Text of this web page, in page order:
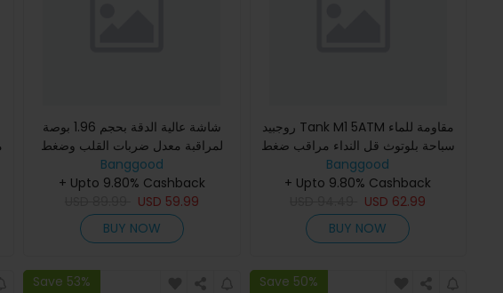
شاشة عالية الدقة بحجم 1.96 بوصة
لمراقبة معدل ضربات القلب وضغط
ذكية بسعة 600 مللي أمبير
Banggood
+ Upto 9.80% Cashback
USD 59.99
BUY NOW
روجبيد Tank M1 5ATM مقاومة للماء
سباحة بلوتوث قل النداء مراقب ضغط
الدم معدل ضربات القلب SpO2 لياقة
بدنية BT5.3 الساعة ال
Banggood
+ Upto 9.80% Cashback
USD 62.99
BUY NOW
Save 53% Save 50%